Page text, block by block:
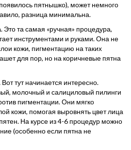
пятнышко), может немного
разница минимальна.
. Это та самая «ручная» процедура,
инструментами и руками. Она не
кожи, пигментацию на таких
для пор, но на коричневые пятна
Вот тут начинается интересно.
молочный и салициловый пилинги
пигментации. Они мягко
кожи, помогая выровнять цвет лица
На курсе из 4-6 процедур можно
(особенно если пятна не